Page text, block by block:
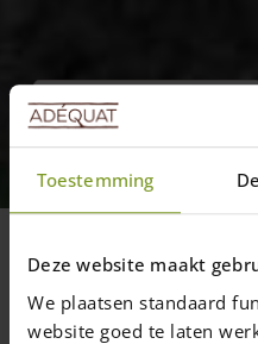
Toestemming
Deze website maakt
We plaatsen standaard
website goed te laten
skematisk
Vi håber at du med
information kan
problemer. Hvis du
så hjælper vi dig